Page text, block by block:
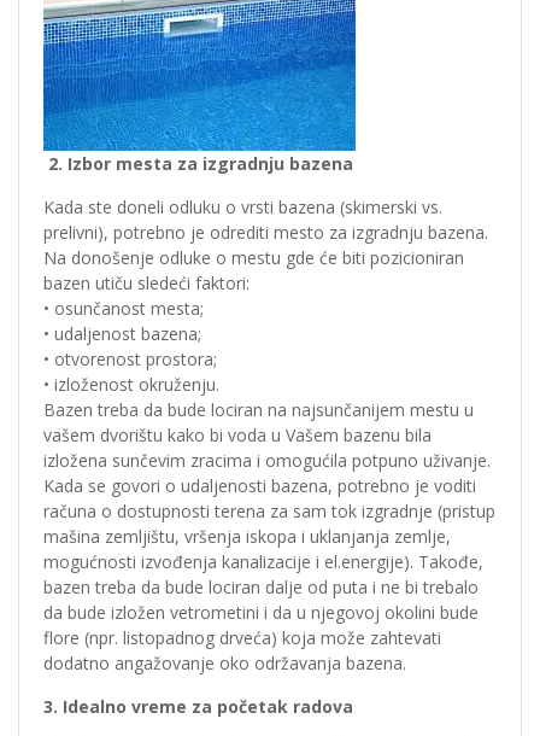
2. Izbor mesta za izgradnju bazena
Kada ste doneli odluku o vrsti bazena (skimerski vs.
prelivni), potrebno je odrediti mesto za izgradnju bazena.
Na donošenje odluke o mestu gde će biti pozicioniran
bazen utiču sledeći faktori:
• osunčanost mesta;
• udaljenost bazena;
• otvorenost prostora;
• izloženost okruženju.
Bazen treba da bude lociran na najsunčanijem mestu u
vašem dvorištu kako bi voda u Vašem bazenu bila
izložena sunčevim zracima i omogućila potpuno uživanje.
Kada se govori o udaljenosti bazena, potrebno je voditi
računa o dostupnosti terena za sam tok izgradnje (pristup
mašina zemljištu, vršenja iskopa i uklanjanja zemlje,
mogućnosti izvođenja kanalizacije i el.energije). Takođe,
bazen treba da bude lociran dalje od puta i ne bi trebalo
da bude izložen vetrometini i da u njegovoj okolini bude
flore (npr. listopadnog drveća) koja može zahtevati
dodatno angažovanje oko održavanja bazena.
3. Idealno vreme za početak radova